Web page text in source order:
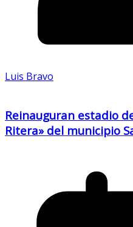
Luis Bravo
Reinauguran estadio
Ritera» del municipio